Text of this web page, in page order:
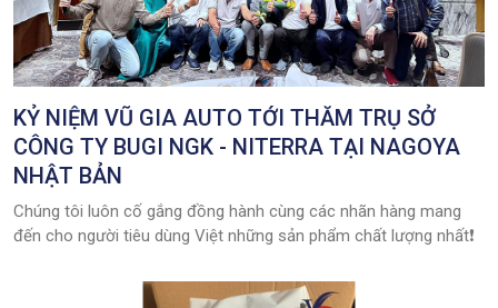
KỶ NIỆM VŨ GIA AUTO TỚI THĂM TRỤ SỞ
CÔNG TY BUGI NGK - NITERRA TẠI NAGOYA
NHẬT BẢN
Chúng tôi luôn cố gắng đồng hành cùng các nhãn hàng mang
đến cho người tiêu dùng Việt những sản phẩm chất lượng nhất❗️